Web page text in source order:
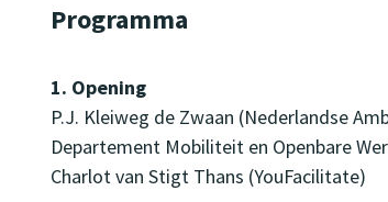
Programma
1. Opening
P.J. Kleiweg de Zwaan (Nederlandse
Departement Mobiliteit en Openbare
Charlot van Stigt Thans (YouFacilitate)